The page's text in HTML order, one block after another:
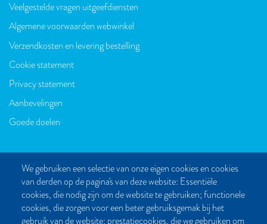
We gebruiken een selectie van onze eigen cookies en cookies
van derden op de pagina's van deze website: Essentiële
cookies, die nodig zijn om de website te gebruiken; functionele
cookies, die zorgen voor een beter gebruiksgemak bij het
gebruik van de website; prestatiecookies, die we gebruiken om
VOET
Veelgestelde vragen uitgeefdiensten
Algemene voorwaarden webwinkel
Verzendkosten en levering bestelling
Cookie statement
Privacy statement
Aanbevelingen
Goede doelen
CONTACT
Post- en bezoekadres: